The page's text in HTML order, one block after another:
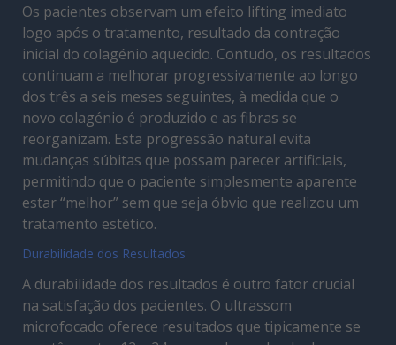
Os pacientes observam um efeito lifting imediato
logo após o tratamento, resultado da contração
inicial do colagénio aquecido. Contudo, os resultados
continuam a melhorar progressivamente ao longo
dos três a seis meses seguintes, à medida que o
novo colagénio é produzido e as fibras se
reorganizam. Esta progressão natural evita
mudanças súbitas que possam parecer artificiais,
permitindo que o paciente simplesmente aparente
estar “melhor” sem que seja óbvio que realizou um
tratamento estético.
Durabilidade dos Resultados
A durabilidade dos resultados é outro fator crucial
na satisfação dos pacientes. O ultrassom
microfocado oferece resultados que tipicamente se